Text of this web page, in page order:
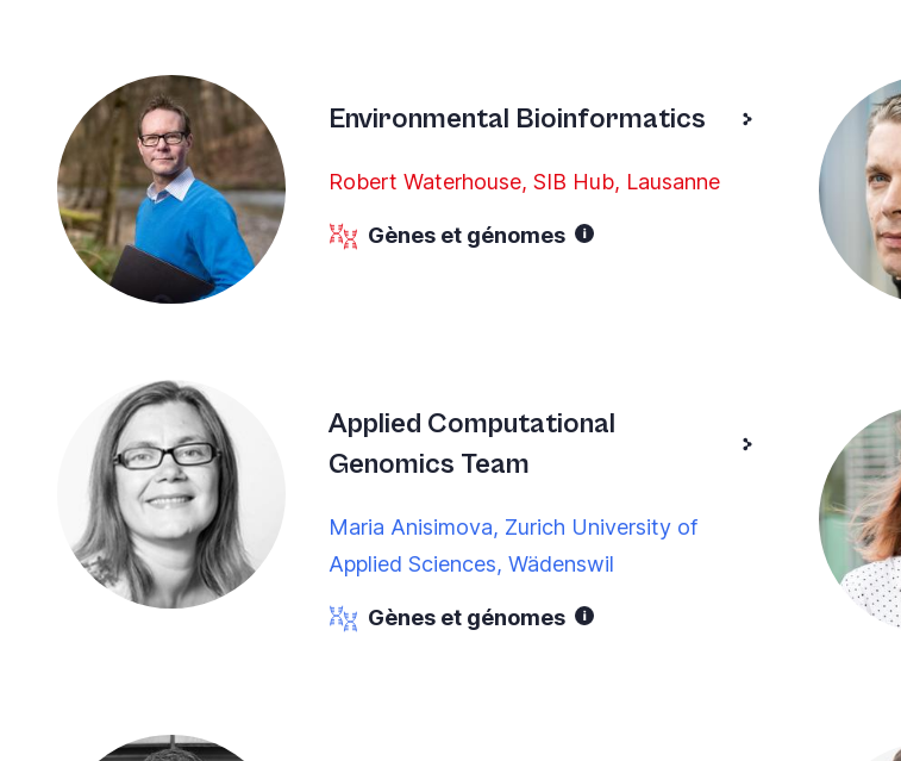
Environmental Bioinformatics
Robert Waterhouse, SIB Hub, Lausanne
Gènes et génomes
Applied Computational
Genomics Team
Maria Anisimova, Zurich University of
Applied Sciences, Wädenswil
Gènes et génomes